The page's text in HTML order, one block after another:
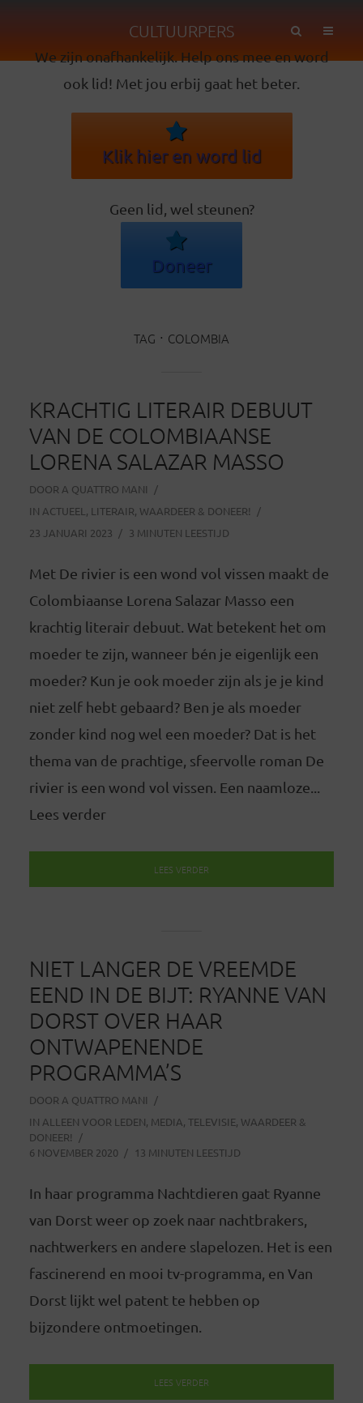
CULTUURPERS
We zijn onafhankelijk. Help ons mee en word
ook lid! Met jou erbij gaat het beter.
Klik hier en word lid
Geen lid, wel steunen?
Doneer
TAG COLOMBIA
KRACHTIG LITERAIR DEBUUT
VAN DE COLOMBIAANSE
LORENA SALAZAR MASSO
DOOR A QUATTRO MANI
IN ACTUEEL , LITERAIR, WAARDEER & DONEER!
23 JANUARI 2023
3 MINUTEN LEESTIJD
Met De rivier is een wond vol vissen maakt de
Colombiaanse Lorena Salazar Masso een
krachtig literair debuut. Wat betekent het om
moeder te zijn, wanneer bén je eigenlijk een
moeder? Kun je ook moeder zijn als je je kind
niet zelf hebt gebaard? Ben je als moeder
zonder kind nog wel een moeder? Dat is het
thema van de prachtige, sfeervolle roman De
rivier is een wond vol vissen. Een naamloze...
Lees verder
LEES VERDER
NIET LANGER DE VREEMDE
EEND IN DE BIJT: RYANNE VAN
DORST OVER HAAR
ONTWAPENENDE
PROGRAMMA’S
DOOR A QUATTRO MANI
IN ALLEEN VOOR LEDEN, MEDIA, TELEVISIE, WAARDEER &
DONEER!
6 NOVEMBER 2020
13 MINUTEN LEESTIJD
In haar programma Nachtdieren gaat Ryanne
van Dorst weer op zoek naar nachtbrakers,
nachtwerkers en andere slapelozen. Het is een
fascinerend en mooi tv-programma, en Van
Dorst lijkt wel patent te hebben op
bijzondere ontmoetingen.
LEES VERDER